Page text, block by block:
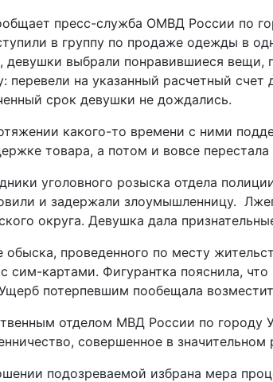
пресс-служба ОМВД России по
в группу по продаже одежды в
девушки выбрали понравившиеся вещи,
перевели на указанный расчетный
срок девушки не дождались.
какого-то времени с ними
товара, а потом и вовсе
уголовного розыска отдела
и задержали злоумышленницу.
округа. Девушка дала
обыска, проведенного по месту
сим-картами. Фигурантка пояснила,
потерпевшим пообещала
отделом МВД России по городу
совершенное в значительном
подозреваемой избрана мера